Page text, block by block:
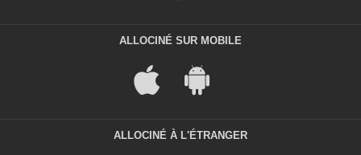
ALLOCINÉ SUR MOBILE
ALLOCINÉ À L'ÉTRANGER